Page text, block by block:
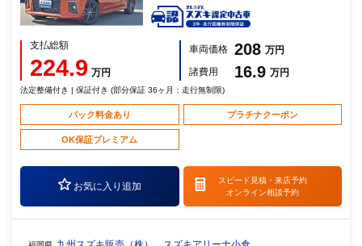
支払総額
224.9 万円
車両価格 208 万円
諸費用
16.9 万円
法定整備付き | 保証付き (部分保証 36ヶ月：走行無制限)
パック料金あり プラチナクーポン
OK保証プレミアム
お気に入り追加
スピード見積・ 来店予約
オンライン相談予約